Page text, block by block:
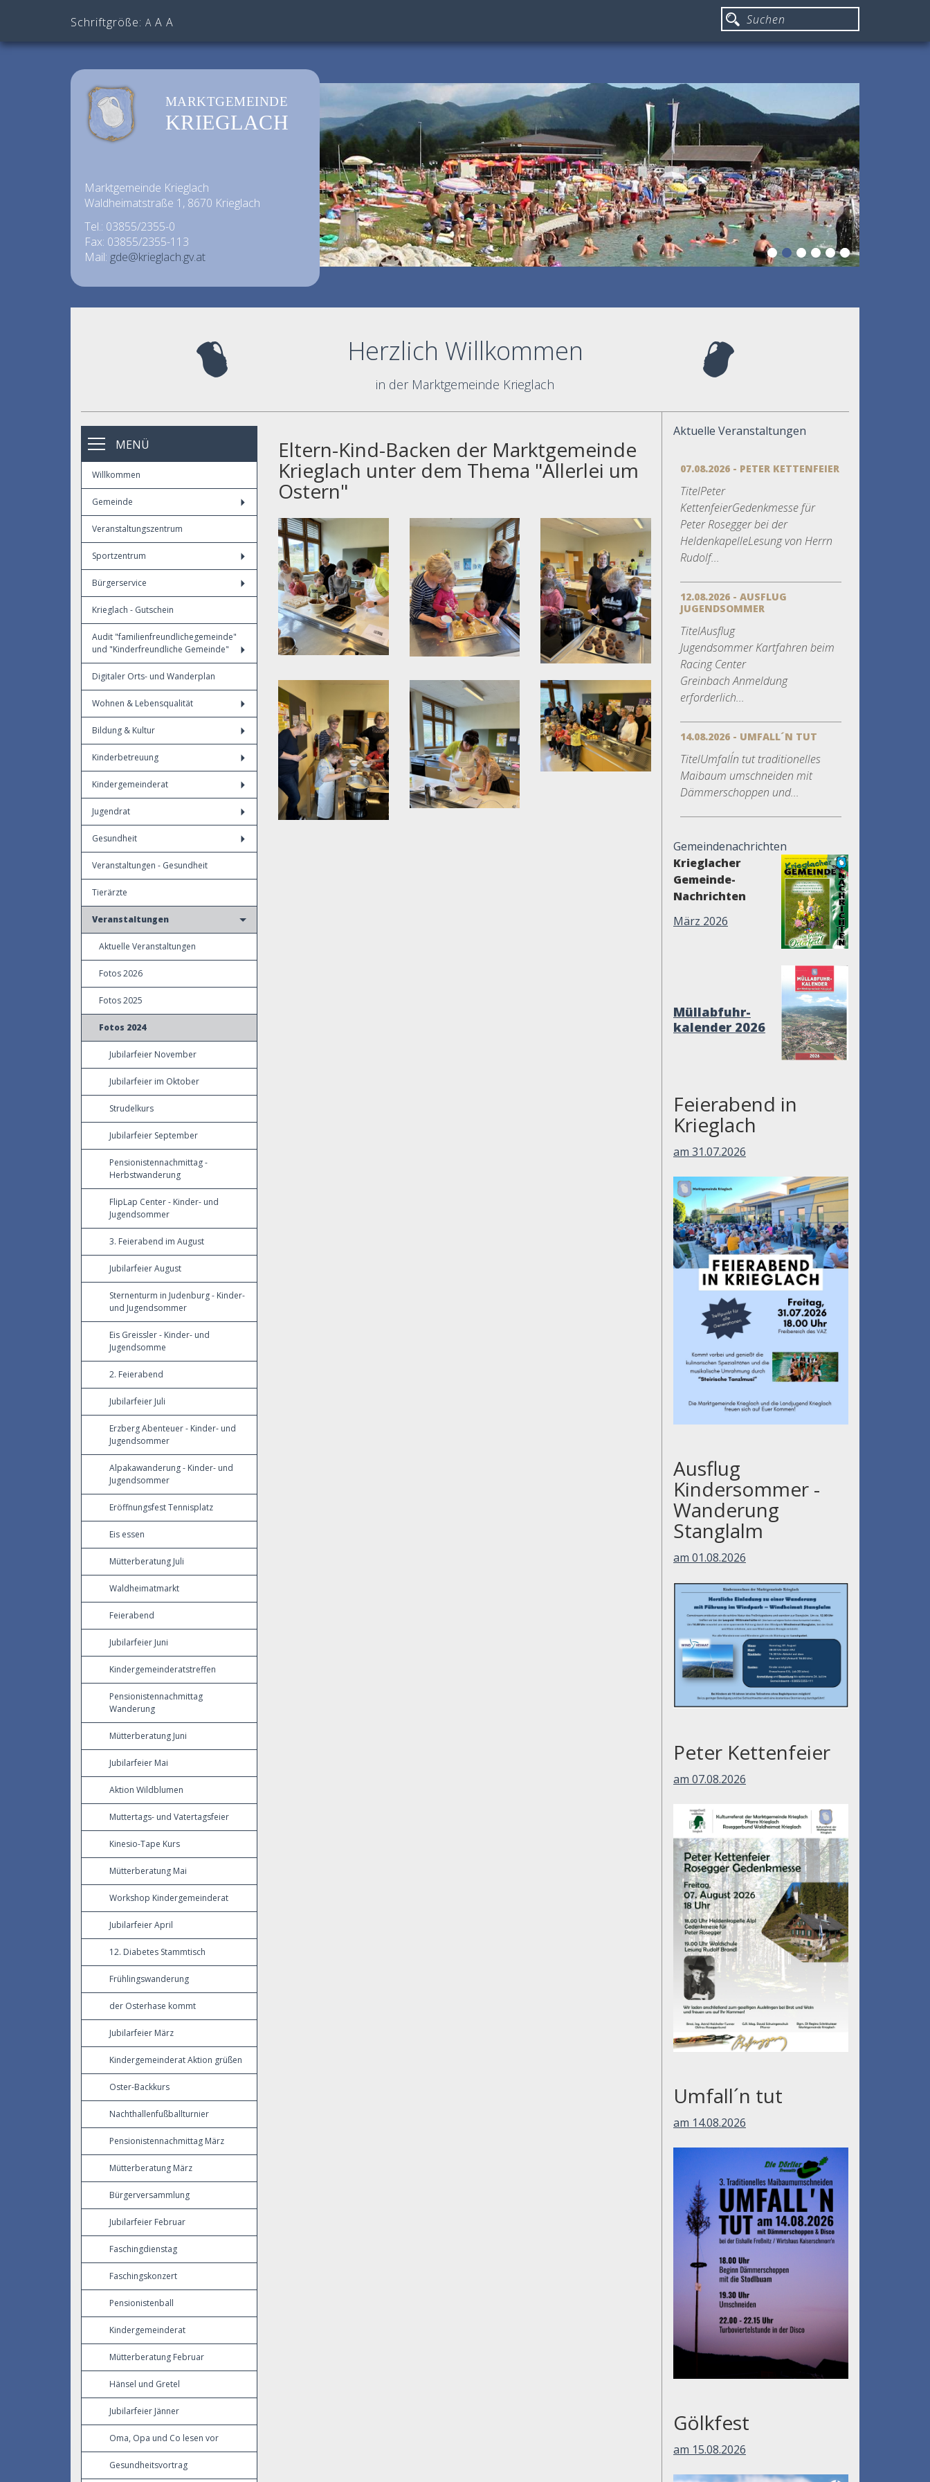
Schriftgröße: A A A
MARKTGEMEINDE
KRIEGLACH
Marktgemeinde Krieglach
Waldheimatstraße 1, 8670 Krieglach
Tel.: 03855/2355-0
Fax: 03855/2355-113
Mail: gde@krieglach.gv.at
Herzlich Willkommen
in der Marktgemeinde Krieglach
MENÜ
Willkommen
Gemeinde
Veranstaltungszentrum
Sportzentrum
Bürgerservice
Krieglach - Gutschein
Audit "familienfreundlichegemeinde"
und "Kinderfreundliche Gemeinde"
Digitaler Orts- und Wanderplan
Wohnen & Lebensqualität
Bildung & Kultur
Kinderbetreuung
Kindergemeinderat
Jugendrat
Gesundheit
Veranstaltungen - Gesundheit
Tierärzte
Veranstaltungen
Aktuelle Veranstaltungen
Fotos 2026
Fotos 2025
Fotos 2024
Jubilarfeier November
Jubilarfeier im Oktober
Strudelkurs
Jubilarfeier September
Pensionistennachmittag -
Herbstwanderung
FlipLap Center - Kinder- und
Jugendsommer
3. Feierabend im August
Jubilarfeier August
Sternenturm in Judenburg - Kinder-
und Jugendsommer
Eis Greissler - Kinder- und
Jugendsomme
2. Feierabend
Jubilarfeier Juli
Erzberg Abenteuer - Kinder- und
Jugendsommer
Alpakawanderung - Kinder- und
Jugendsommer
Eröffnungsfest Tennisplatz
Eis essen
Mütterberatung Juli
Waldheimatmarkt
Feierabend
Jubilarfeier Juni
Kindergemeinderatstreffen
Pensionistennachmittag
Wanderung
Mütterberatung Juni
Jubilarfeier Mai
Aktion Wildblumen
Muttertags- und Vatertagsfeier
Kinesio-Tape Kurs
Mütterberatung Mai
Workshop Kindergemeinderat
Jubilarfeier April
12. Diabetes Stammtisch
Frühlingswanderung
der Osterhase kommt
Jubilarfeier März
Kindergemeinderat Aktion grüßen
Oster-Backkurs
Nachthallenfußballturnier
Pensionistennachmittag März
Mütterberatung März
Bürgerversammlung
Jubilarfeier Februar
Faschingdienstag
Faschingskonzert
Pensionistenball
Kindergemeinderat
Mütterberatung Februar
Hänsel und Gretel
Jubilarfeier Jänner
Oma, Opa und Co lesen vor
Gesundheitsvortrag
Eltern-Kind-Backen der Marktgemeinde
Krieglach unter dem Thema "Allerlei um
Ostern"
Aktuelle Veranstaltungen
07.08.2026 - PETER KETTENFEIER
TitelPeter
KettenfeierGedenkmesse für
Peter Rosegger bei der
HeldenkapelleLesung von Herrn
Rudolf...
12.08.2026 - AUSFLUG
JUGENDSOMMER
TitelAusflug
Jugendsommer Kartfahren beim
Racing Center
Greinbach Anmeldung
erforderlich...
14.08.2026 - UMFALL´N TUT
TitelUmfall´n tut traditionelles
Maibaum umschneiden mit
Dämmerschoppen und...
Gemeindenachrichten
Krieglacher
Gemeinde-
Nachrichten
März 2026
Müllabfuhr-
kalender 2026
Feierabend in
Krieglach
am 31.07.2026
Ausflug
Kindersommer -
Wanderung
Stanglalm
am 01.08.2026
Peter Kettenfeier
am 07.08.2026
Umfall´n tut
am 14.08.2026
Gölkfest
am 15.08.2026